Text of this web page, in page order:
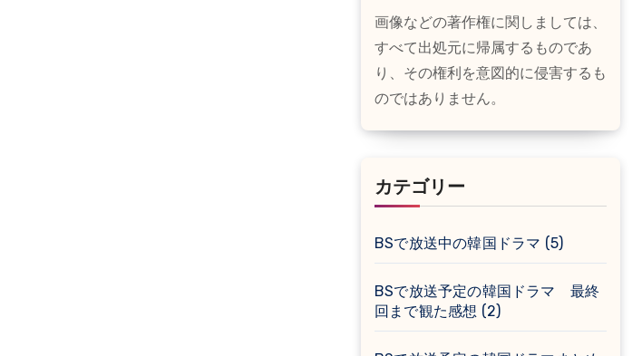
画像などの著作権に関しましては、
すべて出処元に帰属するものであ
り、その権利を意図的に侵害するも
のではありません。
カテゴリー
BSで放送中の韓国ドラマ (5)
BSで放送予定の韓国ドラマ 最終
回まで観た感想 (2)